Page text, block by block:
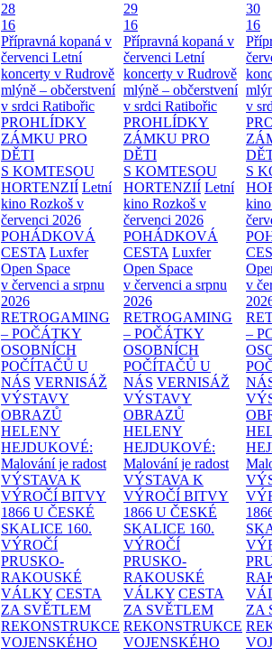
28
16
Přípravná kopaná v
červenci Letní
koncerty v Rudrově
mlýně – občerstvení
v srdci Ratibořic
PROHLÍDKY
ZÁMKU PRO
DĚTI
S KOMTESOU
HORTENZIÍ Letní
kino Rozkoš v
červenci 2026
POHÁDKOVÁ
CESTA Luxfer
Open Space
v červenci a srpnu
2026
RETROGAMING
– POČÁTKY
OSOBNÍCH
POČÍTAČŮ U
NÁS VERNISÁŽ
VÝSTAVY
OBRAZŮ
HELENY
HEJDUKOVÉ:
Malování je radost
VÝSTAVA K
VÝROČÍ BITVY
1866 U ČESKÉ
SKALICE 160.
VÝROČÍ
PRUSKO-
RAKOUSKÉ
VÁLKY CESTA
ZA SVĚTLEM
REKONSTRUKCE
VOJENSKÉHO
29
16
Přípravná kopaná v
červenci Letní
koncerty v Rudrově
mlýně – občerstvení
v srdci Ratibořic
PROHLÍDKY
ZÁMKU PRO
DĚTI
S KOMTESOU
HORTENZIÍ Letní
kino Rozkoš v
červenci 2026
POHÁDKOVÁ
CESTA Luxfer
Open Space
v červenci a srpnu
2026
RETROGAMING
– POČÁTKY
OSOBNÍCH
POČÍTAČŮ U
NÁS VERNISÁŽ
VÝSTAVY
OBRAZŮ
HELENY
HEJDUKOVÉ:
Malování je radost
VÝSTAVA K
VÝROČÍ BITVY
1866 U ČESKÉ
SKALICE 160.
VÝROČÍ
PRUSKO-
RAKOUSKÉ
VÁLKY CESTA
ZA SVĚTLEM
REKONSTRUKCE
VOJENSKÉHO
30
16
v
S
v
–
ZA